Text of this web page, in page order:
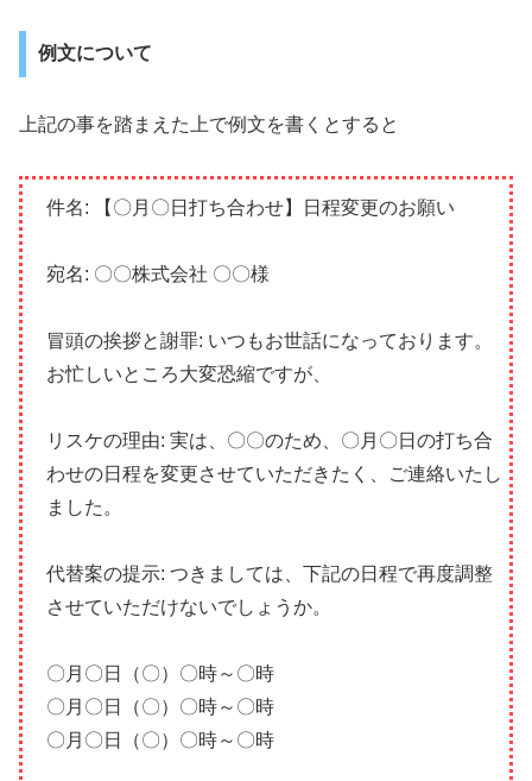
例文について
上記の事を踏まえた上で例文を書くとすると
件名: 【〇月〇日打ち合わせ】日程変更のお願い
宛名: 〇〇株式会社 〇〇様
冒頭の挨拶と謝罪: いつもお世話になっております。
お忙しいところ大変恐縮ですが、
リスケの理由: 実は、〇〇のため、〇月〇日の打ち合
わせの日程を変更させていただきたく、ご連絡いたし
ました。
代替案の提示: つきましては、下記の日程で再度調整
させていただけないでしょうか。
〇月〇日（〇）〇時～〇時
〇月〇日（〇）〇時～〇時
〇月〇日（〇）〇時～〇時